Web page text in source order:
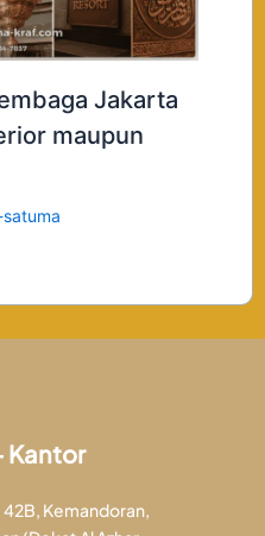
Jakarta
maupun
Kantor
42B, Kemandoran,